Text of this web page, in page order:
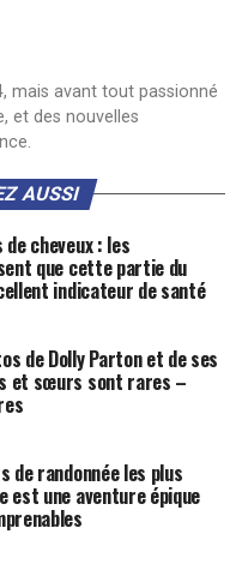
mais avant tout passionné
et des nouvelles
AUSSI
de cheveux : les
que cette partie du
indicateur de santé
de Dolly Parton et de ses
et sœurs sont rares –
de randonnée les plus
est une aventure épique